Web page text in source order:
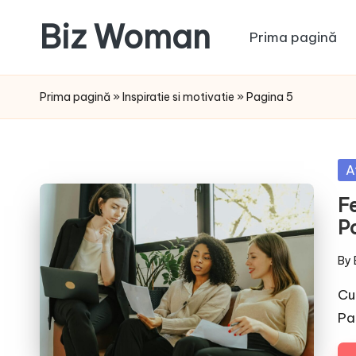
content
Biz Woman
ta,
succesul
Prima pagină
Prima pagină » Inspiratie si motivatie » Pagina 5
by
By